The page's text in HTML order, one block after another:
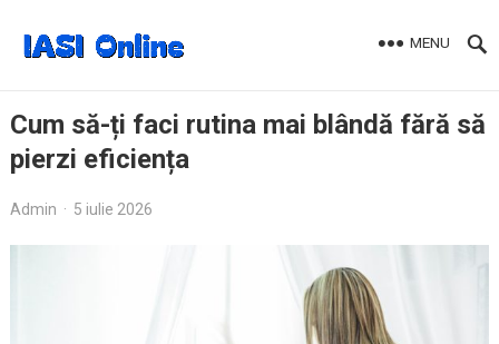
MENU
Cum să-ți faci rutina mai blândă fără să
pierzi eficiența
Admin · 5 iulie 2026